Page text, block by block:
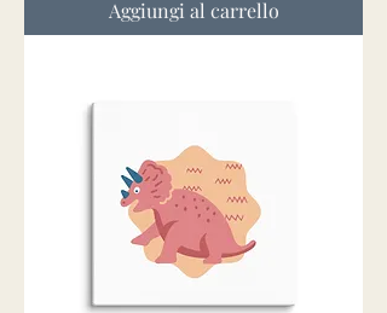
Aggiungi al carrello